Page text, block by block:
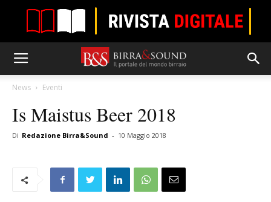
News Eventi
Is Maistus Beer 2018
Di Redazione Birra&Sound - 10 Maggio 2018